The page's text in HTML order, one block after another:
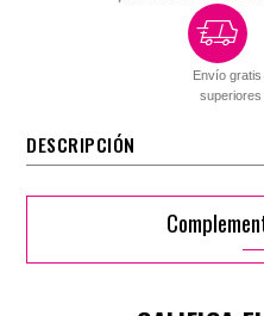
Envío
superiores
DESCRIPCIÓN